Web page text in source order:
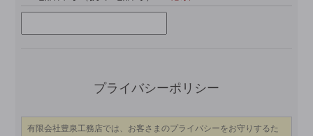
プライバシーポリシー